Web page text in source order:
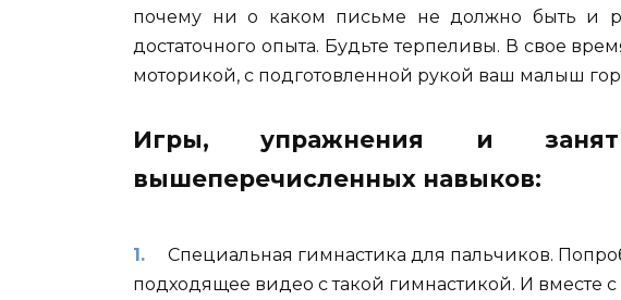
почему ни о каком письме не должно быть и
достаточного опыта. Будьте терпеливы. В свое
моторикой, с подготовленной рукой ваш малыш
Игры, упражнения и
вышеперечисленных навыков:
Специальная гимнастика для пальчиков.
подходящее видео с такой гимнастикой. И вместе